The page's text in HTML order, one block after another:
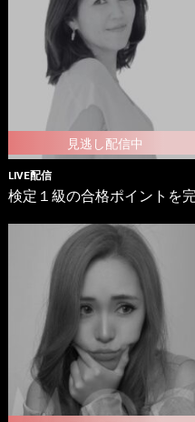
LIVE配信
検定１級の合格ポイントを